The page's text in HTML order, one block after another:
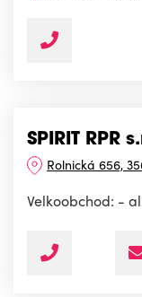
SPIRIT RPR
Rolnická 656,
Velkoobchod: -